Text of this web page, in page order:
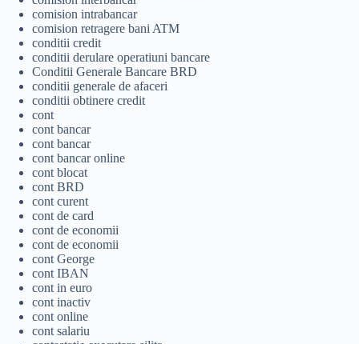
comision intrabancar
comision retragere bani ATM
conditii credit
conditii derulare operatiuni bancare
Conditii Generale Bancare BRD
conditii generale de afaceri
conditii obtinere credit
cont
cont bancar
cont bancar
cont bancar online
cont blocat
cont BRD
cont curent
cont de card
cont de economii
cont de economii
cont George
cont IBAN
cont in euro
cont inactiv
cont online
cont salariu